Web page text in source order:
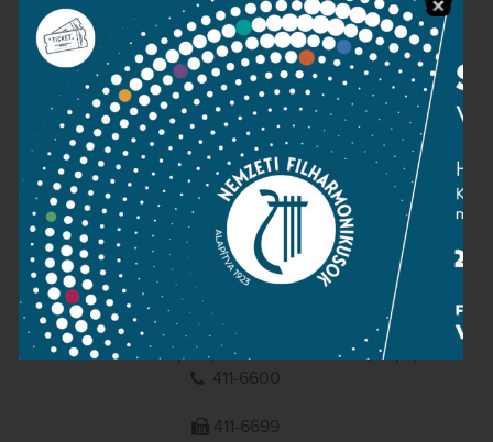
Sajtószoba
Adatvédelem
Impresszum
NEMZETI
FILHARMONIKUSOK
1095 Budapest, Komor Marcell u. 1. (Müpa)
411-6600
411-6699